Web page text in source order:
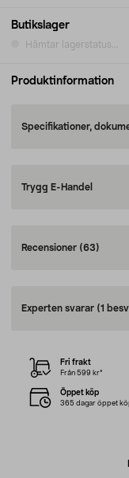
Butikslager
Hämtar lagerstatus...
Produktinformation
Specifikationer,
Trygg E-Handel
Recensioner (63)
Experten svarar (1
Fri frakt
Från 599 kr*
Öppet köp
365 dagar öppet